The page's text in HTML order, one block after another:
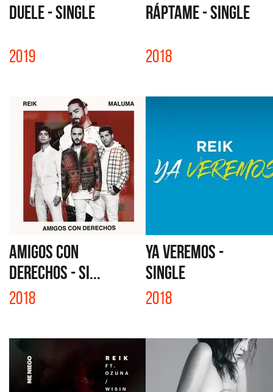
DUELE - SINGLE
2019
RÁPTAME - SINGLE
2018
AMIGOS CON
DERECHOS - SI...
2018
YA VEREMOS -
SINGLE
2018